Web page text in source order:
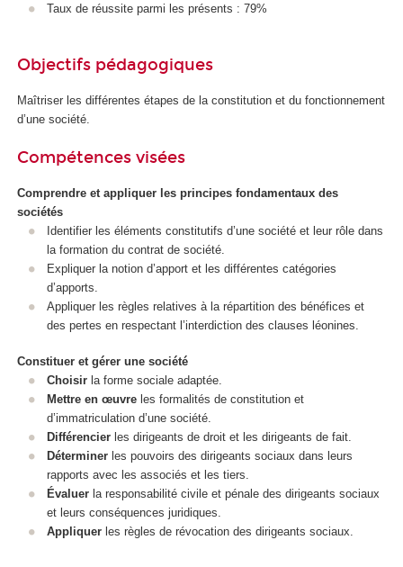
Taux de réussite parmi les présents : 79%
Objectifs pédagogiques
Maîtriser les différentes étapes de la constitution et du fonctionnement
d’une société.
Compétences visées
Comprendre et appliquer les principes fondamentaux des
sociétés
Identifier les éléments constitutifs d’une société et leur rôle dans
la formation du contrat de société.
Expliquer la notion d’apport et les différentes catégories
d’apports.
Appliquer les règles relatives à la répartition des bénéfices et
des pertes en respectant l’interdiction des clauses léonines.
Constituer et gérer une société
Choisirla forme sociale adaptée.
Mettre en œuvreles formalités de constitution et
d’immatriculation d’une société.
Différencierles dirigeants de droit et les dirigeants de fait.
Déterminerles pouvoirs des dirigeants sociaux dans leurs
rapports avec les associés et les tiers.
Évaluerla responsabilité civile et pénale des dirigeants sociaux
et leurs conséquences juridiques.
Appliquerles règles de révocation des dirigeants sociaux.